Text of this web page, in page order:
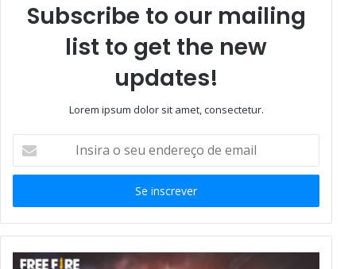
Subscribe to our mailing
list to get the new
updates!
Lorem ipsum dolor sit amet, consectetur.
seu
de
email